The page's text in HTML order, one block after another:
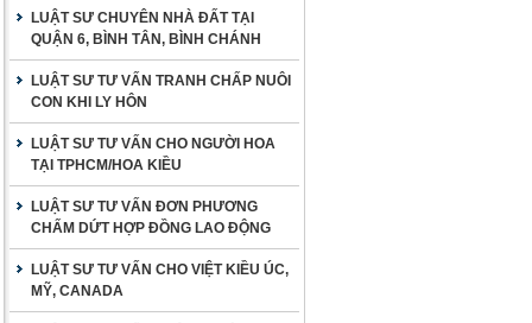
LUẬT SƯ CHUYÊN NHÀ ĐẤT TẠI
QUẬN 6, BÌNH TÂN, BÌNH CHÁNH
LUẬT SƯ TƯ VẤN TRANH CHẤP NUÔI
CON KHI LY HÔN
LUẬT SƯ TƯ VẤN CHO NGƯỜI HOA
TẠI TPHCM/HOA KIỀU
LUẬT SƯ TƯ VẤN ĐƠN PHƯƠNG
CHẤM DỨT HỢP ĐỒNG LAO ĐỘNG
LUẬT SƯ TƯ VẤN CHO VIỆT KIỀU ÚC,
MỸ, CANADA